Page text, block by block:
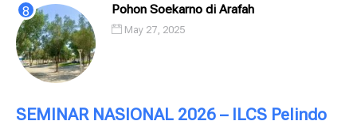
Pohon Soekarno di Arafah
May 27, 2025
SEMINAR NASIONAL 2026 – ILCS Pelindo